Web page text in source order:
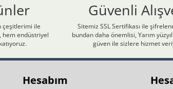
çeşitlerimi ile
hem endüstriyel
Güvenli
Sitemiz SSL Sertifikası ile
bundan daha önemlisi, Yarım
güven ile sizlere hizmet
Hesabım